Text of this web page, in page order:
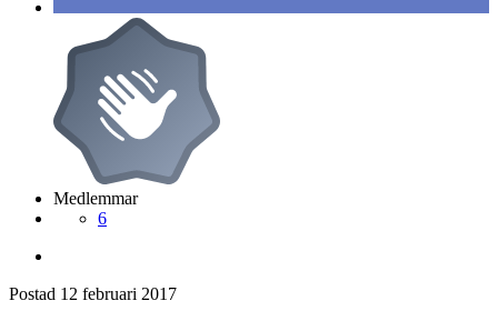
Medlemmar
6
Postad 12 februari 2017